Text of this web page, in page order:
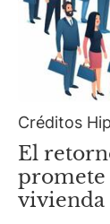
Créditos
El
promete
vivienda